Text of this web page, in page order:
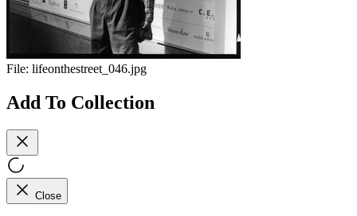
File: lifeonthestreet_046.jpg
Add To Collection
Close